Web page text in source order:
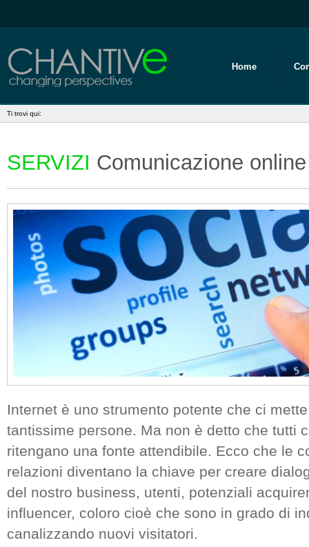
Home
Ti trovi qui:
SERVIZI Comunicazione online
Internet è uno strumento potente che ci
tantissime persone. Ma non è detto che tutti
ritengano una fonte attendibile. Ecco che le
relazioni diventano la chiave per creare
del nostro business, utenti, potenziali
influencer, coloro cioè che sono in grado di
canalizzando nuovi visitatori.